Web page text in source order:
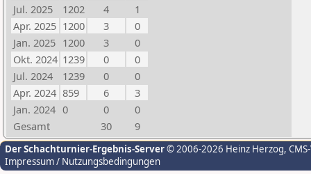
Jul. 2025
1202 4
1
Apr. 2025 1200 3
0
Jan. 2025 1200 3
0
Okt. 2024 1239 0
0
Jul. 2024
1239 0
0
Apr. 2024 859 6
3
Jan. 2024 0 0
0
Gesamt
30 9
Der Schachturnier-Ergebnis-Server© 2006-2026 Heinz Herzog,
Impressum / Nutzungsbedingungen